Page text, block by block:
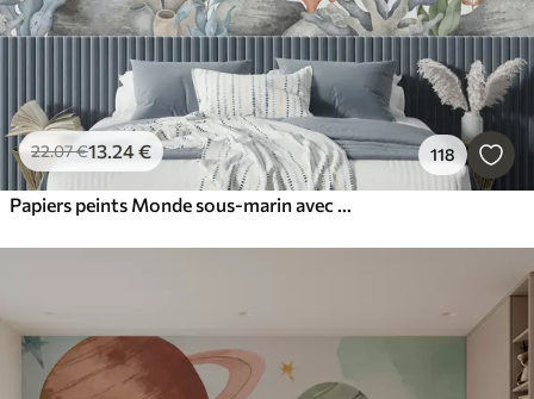
22.07€13.24€ 118
Papiers peints Monde sous-marin avec baleine, poulpe, tortue